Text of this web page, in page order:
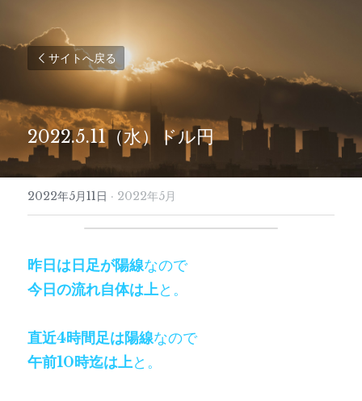
サイトへ戻る
2022.5.11（水）ドル円
2022年5月11日 · 2022年5月
昨日は日足が陽線なので
今日の流れ自体は上と。
直近4時間足は陽線なので
午前10時迄は上と。